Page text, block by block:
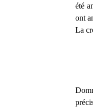
été
ont
La